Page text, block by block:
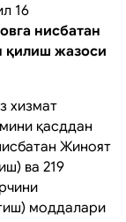
16
нисбатан
қилиш жазоси
хизмат
қасддан
Жиноят
ва 219
моддалари